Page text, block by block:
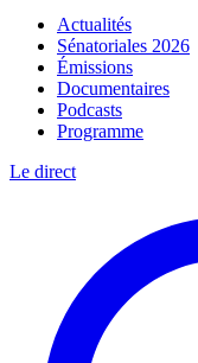
Actualités
Sénatoriales 2026
Émissions
Documentaires
Podcasts
Programme
Le direct